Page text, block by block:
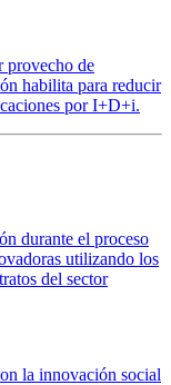
provecho de
habilita para reducir
por I+D+i.
durante el proceso
utilizando los
del sector
la innovación social